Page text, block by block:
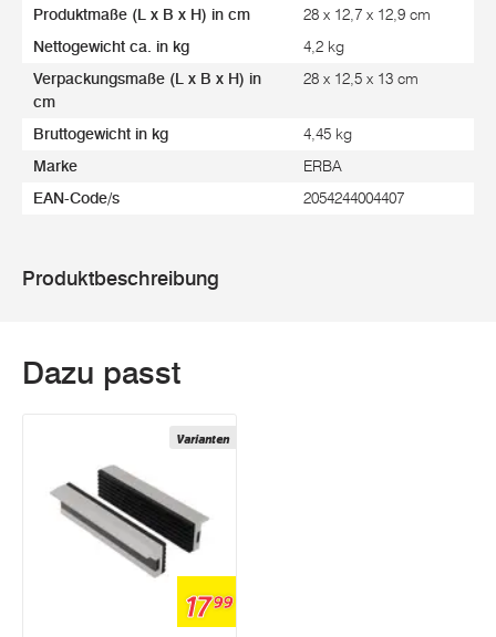
Produktmaße (L x B x H) in cm 28 x 12,7 x 12,9 cm
Nettogewicht ca. in kg 4,2 kg
Verpackungsmaße (L x B x H) in
cm
28 x 12,5 x 13 cm
Bruttogewicht in kg 4,45 kg
Marke ERBA
EAN-Code/s 2054244004407
Produktbeschreibung
Dazu passt
Varianten
1799